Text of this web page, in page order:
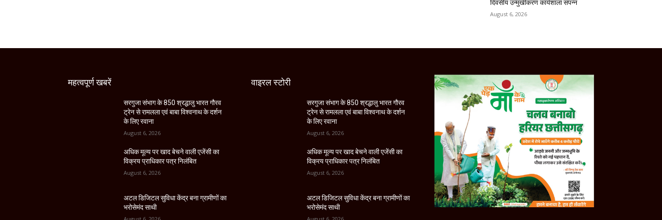
दिवसीय उन्मुखीकरण कार्यशाला संपन्न
August 6, 2026
महत्वपूर्ण खबरें
सरगुजा संभाग के 850 श्रद्धालु भारत गौरव
ट्रेन से रामलला एवं बाबा विश्वनाथ के दर्शन
के लिए रवाना
August 6, 2026
अधिक मूल्य पर खाद बेचने वाली एजेंसी का
विक्रय प्राधिकार पत्र निलंबित
August 6, 2026
अटल डिजिटल सुविधा केंद्र बना ग्रामीणों का
भरोसेमंद साथी
वाइरल स्टोरी
सरगुजा संभाग के 850 श्रद्धालु भारत गौरव
ट्रेन से रामलला एवं बाबा विश्वनाथ के दर्शन
के लिए रवाना
August 6, 2026
अधिक मूल्य पर खाद बेचने वाली एजेंसी का
विक्रय प्राधिकार पत्र निलंबित
August 6, 2026
अटल डिजिटल सुविधा केंद्र बना ग्रामीणों का
भरोसेमंद साथी